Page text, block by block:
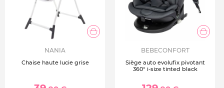
NANIA
Chaise haute lucie grise
BEBECONFORT
Siège auto evolufix pivotant
360° i-size tinted black